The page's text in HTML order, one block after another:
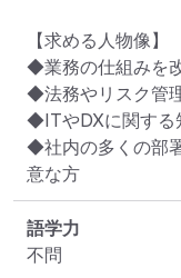
【求める人物像】
◆業務の仕組みを
◆法務やリスク管
◆ITやDXに関する
◆社内の多くの部
意な方
語学力
不問